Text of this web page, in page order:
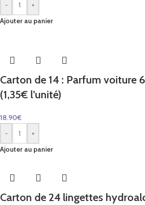
-
+
Ajouter au panier
Carton de 14 : Parfum voiture
(1,35€ l’unité)
18.90€
-
+
Ajouter au panier
Carton de 24 lingettes